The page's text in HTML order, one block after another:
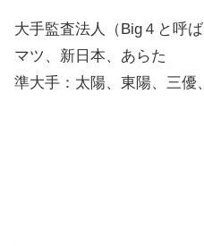
大手監査法人（Big４と呼
マツ、新日本、あらた
準大手：太陽、東陽、三優